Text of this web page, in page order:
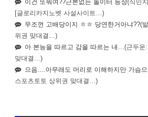
이건 또뭐여??근본없는 놀이터 등장(식민
[글로리카지노벳 사설사이트…)
무조껀 고배당이지 ㅎㅎ 당연한거아냐??(
위권 맞대결…)
아 본능을 따르고 감을 따르는 내… (근두운
맞대결…)
으음....아무래도 머리로 이해하지만 가슴
스포츠토토 상위권 맞대결…)